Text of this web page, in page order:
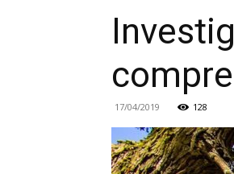
17/04/2019 128